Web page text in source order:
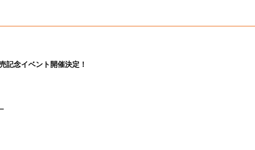
記念イベント開催決定！